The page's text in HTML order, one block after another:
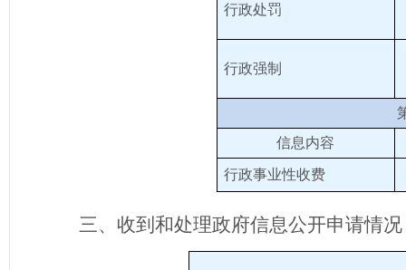
行政处罚
行政强制
信息内容
行政事业性收费
三、收到和处理政府信息公开申请情况